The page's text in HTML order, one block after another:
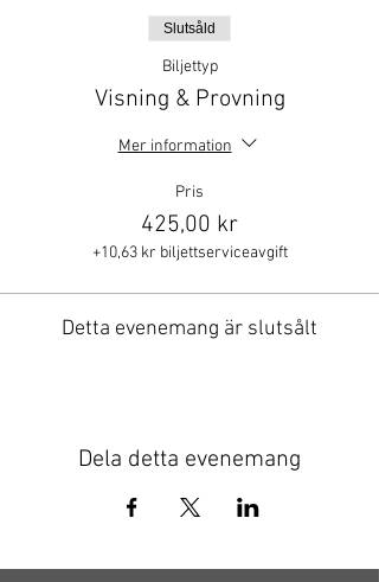
Slutsåld
Biljettyp
Visning & Provning
Mer information
Pris
425,00 kr
+10,63 kr biljettserviceavgift
Detta evenemang är slutsålt
Dela detta evenemang